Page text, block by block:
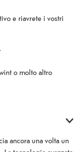
e riavrete i vostri
o molto altro
ancora una volta un